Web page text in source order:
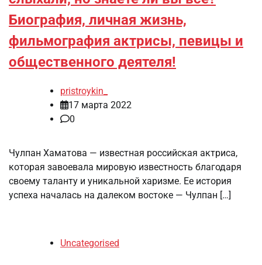
Биография, личная жизнь,
фильмография актрисы, певицы и
общественного деятеля!
pristroykin_
17 марта 2022
0
Чулпан Хаматова — известная российская актриса,
которая завоевала мировую известность благодаря
своему таланту и уникальной харизме. Ее история
успеха началась на далеком востоке — Чулпан […]
Uncategorised